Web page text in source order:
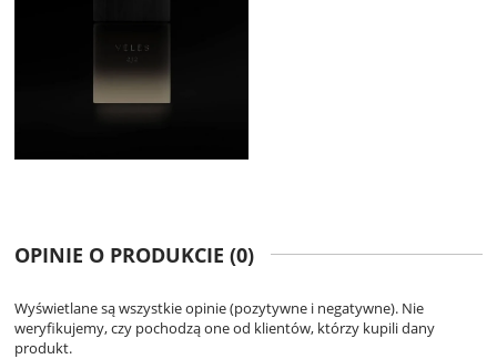
OPINIE O PRODUKCIE (0)
Wyświetlane są wszystkie opinie (pozytywne i negatywne). Nie
weryfikujemy, czy pochodzą one od klientów, którzy kupili dany
produkt.